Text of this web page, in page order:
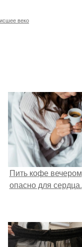
веко
Пить кофе вечером
опасно для сердца.